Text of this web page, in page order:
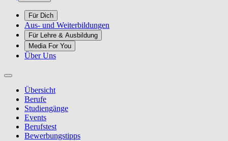
Für Dich
Aus- und Weiterbildungen
Für Lehre & Ausbildung
Media For You
Über Uns
Übersicht
Berufe
Studiengänge
Events
Berufstest
Bewerbungstipps